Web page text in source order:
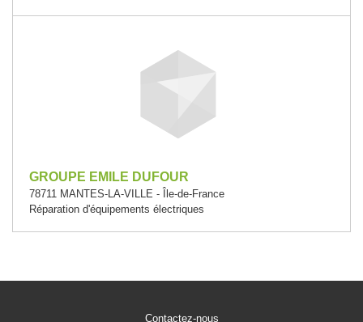
GROUPE EMILE DUFOUR
78711 MANTES-LA-VILLE - Île-de-France
Réparation d'équipements électriques
Contactez-nous